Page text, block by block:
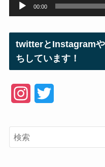
00:00
twitterとInstagram
ちしています！